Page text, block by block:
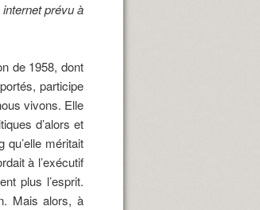
prévu à
de 1958, dont
participe
vivons. Elle
d’alors et
méritait
à l’exécutif
plus l’esprit.
Mais alors, à